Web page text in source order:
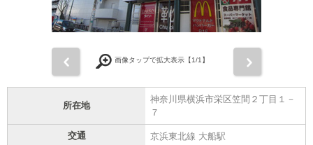
画像タップで拡大表示【1/1】
所在地
神奈川県横浜市栄区笠間２丁目１－
７
交通 京浜東北線 大船駅